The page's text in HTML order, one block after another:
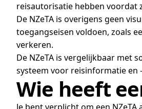
reisautorisatie hebben voordat
De NZeTA is overigens geen
toegangseisen voldoen, zoals
verkeren.
De NZeTA is vergelijkbaar met
systeem voor reisinformatie en
Wie heeft